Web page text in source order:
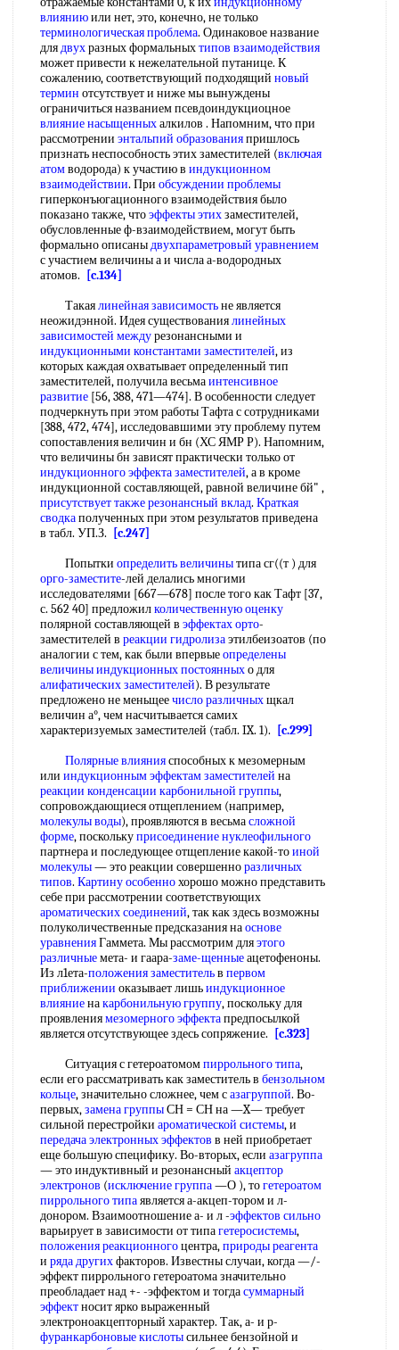
влияниюили нет, это, конечно, не только
терминологическая проблема. Одинаковое название
длядвухразных формальныхтипов взаимодействия
может привести к нежелательной путанице. К
сожалению, соответствующий подходящий новый
термин отсутствует и ниже мы вынуждены
ограничиться названием псевдоиндукциоцное
влияние насыщенныхалкилов . Напомним, что при
рассмотрении энтальпий образованияпришлось
признать неспособность этих заместителей (включая
атомводорода) к участию в индукционном
взаимодействии. При обсуждении проблемы
гиперконъюгационного взаимодействия было
показано также, чтоэффекты этихзаместителей,
обусловленные ф-взаимодействием, могут быть
формально описаныдвухпараметровый уравнением
с участием величины а и числа а-водородных
атомов.
[c.134]
Такаялинейная зависимостьне является
неожидэнной. Идея существованиялинейных
зависимостей междурезонансными и
индукционными константами заместителей, из
которых каждая охватывает определенный тип
заместителей, получила весьмаинтенсивное
развитие [56, 388, 471—474]. В особенности следует
подчеркнуть при этом работы Тафта с сотрудниками
[388, 472, 474], исследовавшими эту проблему путем
сопоставления величин и бн (ХС ЯМР Р). Напомним,
что величины бн зависят практически только от
индукционного эффекта заместителей, а в кроме
индукционной составляющей, равной величине бй" ,
присутствует такжерезонансный вклад. Краткая
сводкаполученных при этом результатов приведена
в табл. УП.З.
[c.247]
Попытки определить величинытипа сг((т ) для
орго-заместите-лей делались многими
исследователями [667—678] после того как Тафт [37,
с. 562 40] предложилколичественную оценку
полярной составляющей в эффектах орто-
заместителей в реакции гидролизаэтилбеизоатов (по
аналогии с тем, как были впервыеопределены
величиныиндукционных постоянныхо для
алифатических заместителей). В результате
предложено не меньщеечисло различныхщкал
величин а°, чем насчитывается самих
характеризуемых заместителей (табл. IX. 1).
[c.299]
Полярные влиянияспособных к мезомерным
или индукционным эффектам заместителей на
реакции конденсации карбонильной группы,
сопровождающиеся отщеплением (например,
молекулы воды), проявляются в весьмасложной
форме, посколькуприсоединение нуклеофильного
партнера и последующее отщепление какой-тоиной
молекулы— это реакции совершенноразличных
типов. Картину особеннохорошо можно представить
себе при рассмотрении соответствующих
ароматических соединений, так как здесь возможны
полуколичественные предсказания наоснове
уравненияГаммета. Мы рассмотрим дляэтого
различныемета- и гаара-заме-щенныеацетофеноны.
Из л1ета-положения заместительв первом
приближении оказывает лишьиндукционное
влияниенакарбонильную группу, поскольку для
проявлениямезомерного эффектапредпосылкой
является отсутствующее здесь сопряжение.
[c.323]
Ситуация с гетероатомомпиррольного типа,
если его рассматривать как заместитель в бензольном
кольце, значительно сложнее, чем сазагруппой. Во-
первых,замена группыСН = СН на —X— требует
сильной перестройки ароматической системы, и
передача электронных эффектов в ней приобретает
еще большую специфику. Во-вторых, если азагруппа
— это индуктивный и резонансный акцептор
электронов (исключение группа—О ), тогетероатом
пиррольного типаявляется а-акцеп-тором и л-
донором. Взаимоотношение а- и л -эффектов сильно
варьирует в зависимости от типагетеросистемы,
положения реакционногоцентра,природы реагента
и ряда другихфакторов. Известны случаи, когда —/-
эффект пиррольного гетероатома значительно
преобладает над +- -эффектом и тогдасуммарный
эффектносит ярко выраженный
электроноакцепторный характер. Так, а- и р-
фуранкарбоновые кислотысильнее бензойной и